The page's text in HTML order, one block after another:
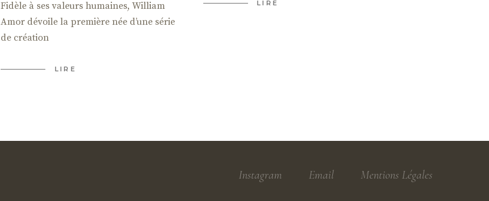
Fidèle à ses valeurs humaines, William
Amor dévoile la première née d’une série
de création
LIRE
LIRE
Instagram Email Mentions Légales